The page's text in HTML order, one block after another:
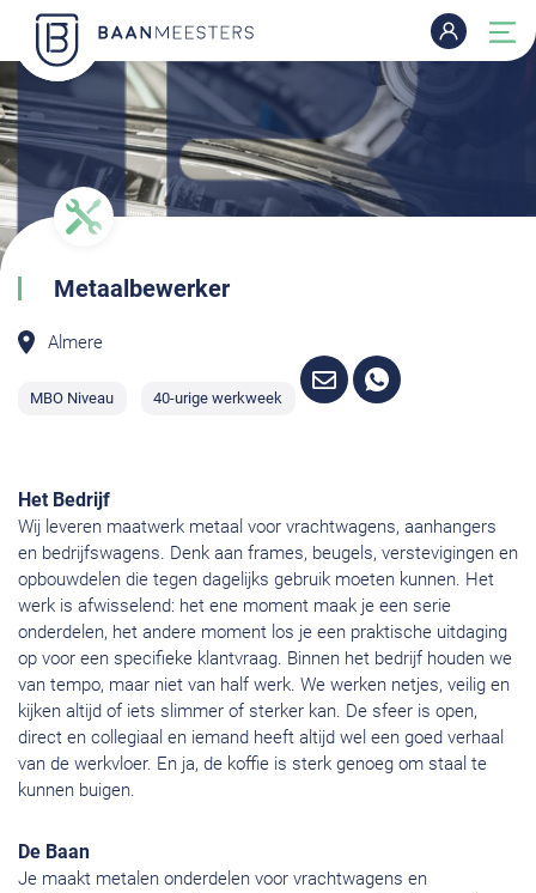
Metaalbewerker
Almere
MBO Niveau 40-urige werkweek
Het Bedrijf
Wij leveren maatwerk metaal voor vrachtwagens, aanhangers
en bedrijfswagens. Denk aan frames, beugels, verstevigingen en
opbouwdelen die tegen dagelijks gebruik moeten kunnen. Het
werk is afwisselend: het ene moment maak je een serie
onderdelen, het andere moment los je een praktische uitdaging
op voor een specifieke klantvraag. Binnen het bedrijf houden we
van tempo, maar niet van half werk. We werken netjes, veilig en
kijken altijd of iets slimmer of sterker kan. De sfeer is open,
direct en collegiaal en iemand heeft altijd wel een goed verhaal
van de werkvloer. En ja, de koffie is sterk genoeg om staal te
kunnen buigen.
De Baan
Je maakt metalen onderdelen voor vrachtwagens en